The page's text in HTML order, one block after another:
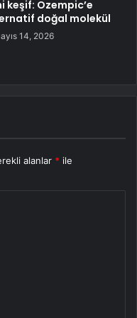
keşif: Ozempic’e
doğal molekül
14, 2026
alanlar * ile